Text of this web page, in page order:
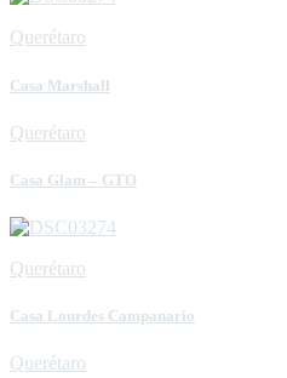
Querétaro
Casa Marshall
Querétaro
Casa Glam – GTO
Querétaro
Casa Lourdes Campanario
Querétaro